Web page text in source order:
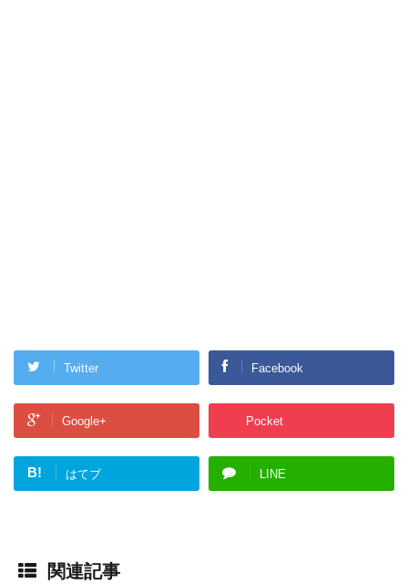
Twitter Facebook
Google+ Pocket
B! はてブ LINE
関連記事